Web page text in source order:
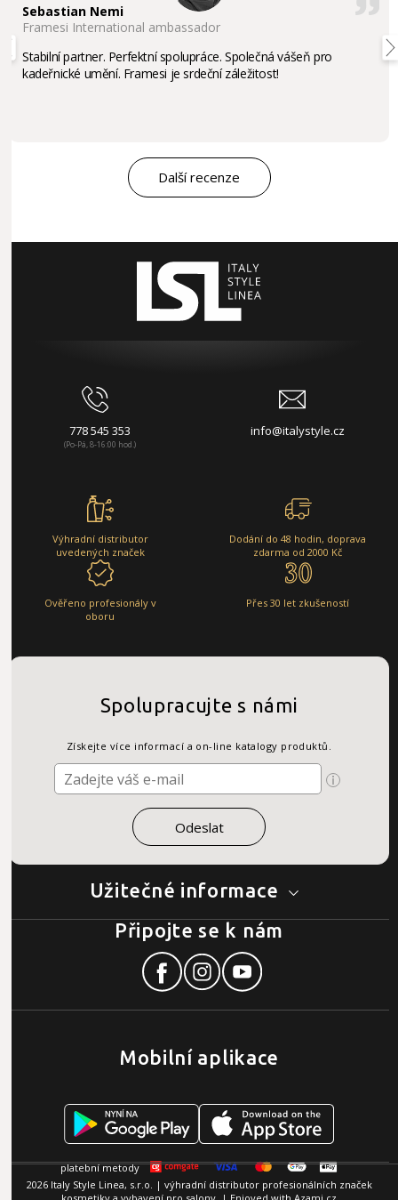
Sebastian Nemi
Framesi International ambassador
Stabilní partner. Perfektní spolupráce. Společná vášeň pro
kadeřnické umění. Framesi je srdeční záležitost!
Další recenze
778 545 353
(Po-Pá, 8-16:00 hod.)
info@italystyle.cz
Výhradní distributor
uvedených značek
Dodání do 48 hodin, doprava
zdarma od 2000 Kč
Ověřeno profesionály v
oboru
Přes 30 let zkušeností
Užitečné informace
Spolupracujte s námi
Získejte více informací a on-line katalogy produktů.
Mobilní aplikace
Připojte se k nám
2026 Italy Style Linea, s.r.o. | výhradní distributor profesionálních značek